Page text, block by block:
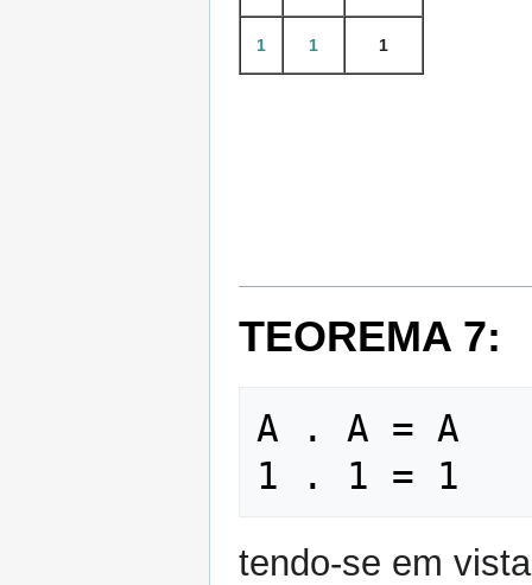
1 1 1
TEOREMA 7:
A . A = A
tendo-se em